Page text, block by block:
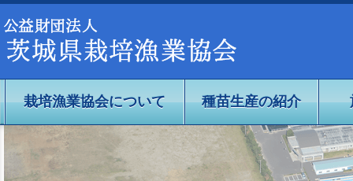
公益社団法人茨城県栽培漁業協会
栽培漁業協会について 種苗生産の紹介